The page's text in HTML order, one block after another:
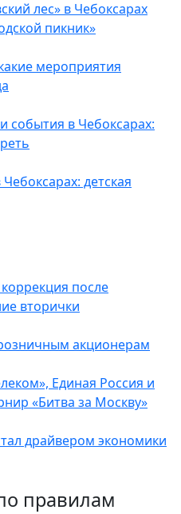
лес» в Чебоксарах
пикник»
мероприятия
события в Чебоксарах:
детская
после
вторички
акционерам
Единая Россия и
«Битва за Москву»
драйвером экономики
правилам